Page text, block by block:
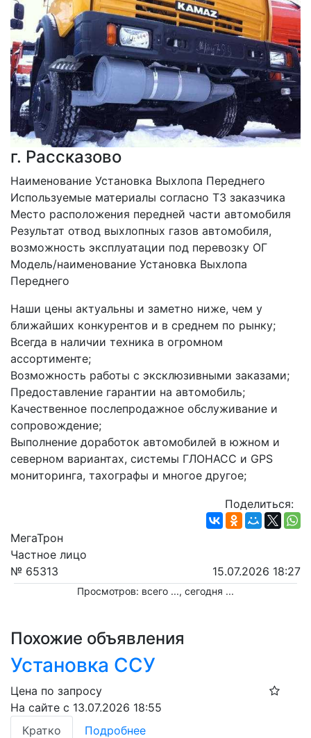
г. Рассказово
Наименование Установка Выхлопа Переднего
Используемые материалы согласно ТЗ заказчика
Место расположения передней части автомобиля
Результат отвод выхлопных газов автомобиля,
возможность эксплуатации под перевозку ОГ
Модель/наименование Установка Выхлопа
Переднего
Наши цены актуальны и заметно ниже, чем у
ближайших конкурентов и в среднем по рынку;
Всегда в наличии техника в огромном
ассортименте;
Возможность работы с эксклюзивными заказами;
Предоставление гарантии на автомобиль;
Качественное послепродажное обслуживание и
сопровождение;
Выполнение доработок автомобилей в южном и
северном вариантах, системы ГЛОНАСС и GPS
мониторинга, тахографы и многое другое;
Поделиться:
МегаТрон
Частное лицо
№ 65313
15.07.2026 18:27
Просмотров: всего ..., сегодня ...
Похожие объявления
Установка ССУ
Цена по запросу
На сайте с 13.07.2026 18:55
Кратко
Подробнее